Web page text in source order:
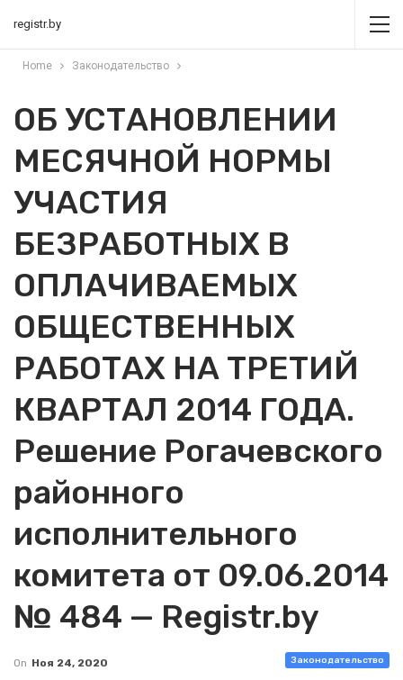
registr.by
Home Законодательство
ОБ УСТАНОВЛЕНИИ
МЕСЯЧНОЙ НОРМЫ
УЧАСТИЯ
БЕЗРАБОТНЫХ В
ОПЛАЧИВАЕМЫХ
ОБЩЕСТВЕННЫХ
РАБОТАХ НА ТРЕТИЙ
КВАРТАЛ 2014 ГОДА.
Решение Рогачевского
районного
исполнительного
комитета от 09.06.2014
№ 484 — Registr.by
Законодательство
On Ноя 24, 2020